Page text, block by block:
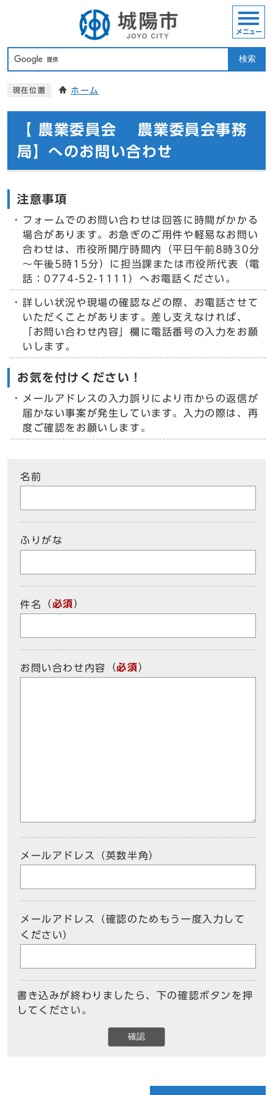
検索
メニュー
現在位置 ホーム
【 農業委員会 農業委員会事務
局】へのお問い合わせ
注意事項
フォームでのお問い合わせは回答に時間がかかる
場合があります。お急ぎのご用件や軽易なお問い
合わせは、市役所開庁時間内（平日午前8時30分
～午後5時15分）に担当課または市役所代表（電
話：0774-52-1111）へお電話ください。
詳しい状況や現場の確認などの際、お電話させて
いただくことがあります。差し支えなければ、
「お問い合わせ内容」欄に電話番号の入力をお願
いします。
お気を付けください！
メールアドレスの入力誤りにより市からの返信が
届かない事案が発生しています。入力の際は、再
度ご確認をお願いします。
名前
ふりがな
件名 （必須）
お問い合わせ内容 （必須）
メールアドレス（英数半角）
メールアドレス（確認のためもう一度入力して
ください）
書き込みが終わりましたら、下の確認ボタンを押
してください。
確認